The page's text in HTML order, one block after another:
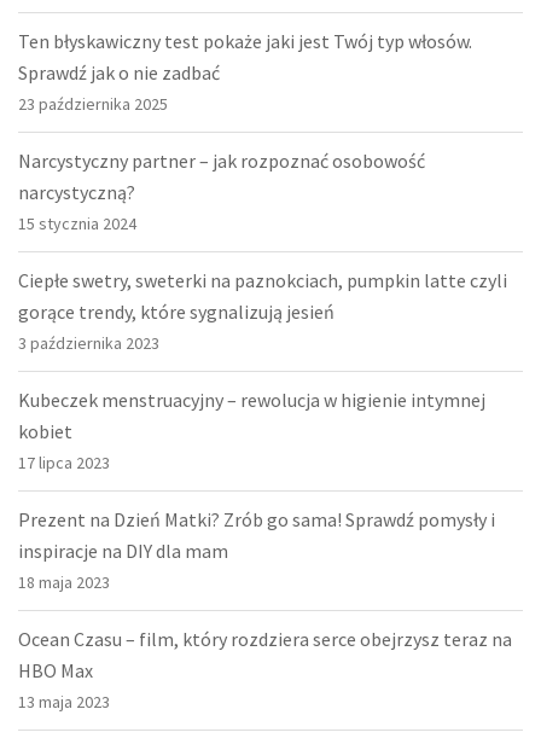
Ten błyskawiczny test pokaże jaki jest Twój typ włosów.
Sprawdź jak o nie zadbać
23 października 2025
Narcystyczny partner – jak rozpoznać osobowość
narcystyczną?
15 stycznia 2024
Ciepłe swetry, sweterki na paznokciach, pumpkin latte czyli
gorące trendy, które sygnalizują jesień
3 października 2023
Kubeczek menstruacyjny – rewolucja w higienie intymnej
kobiet
17 lipca 2023
Prezent na Dzień Matki? Zrób go sama! Sprawdź pomysły i
inspiracje na DIY dla mam
18 maja 2023
Ocean Czasu – film, który rozdziera serce obejrzysz teraz na
HBO Max
13 maja 2023